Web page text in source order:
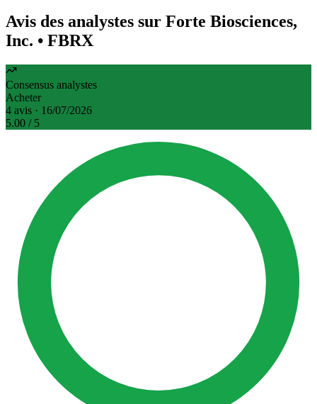
Avis des analystes sur Forte Biosciences,
Inc. • FBRX
Consensus analystes
Acheter
4 avis · 16/07/2026
5.00 / 5